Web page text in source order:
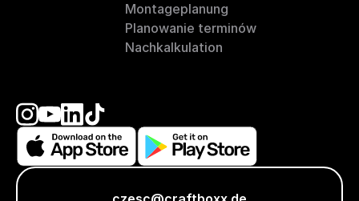
Montageplanung
Planowanie terminów
Nachkalkulation